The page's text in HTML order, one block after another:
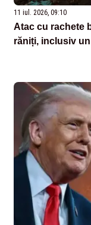
11 iul. 2026, 09:10
Atac cu rachete
răniți, inclusiv